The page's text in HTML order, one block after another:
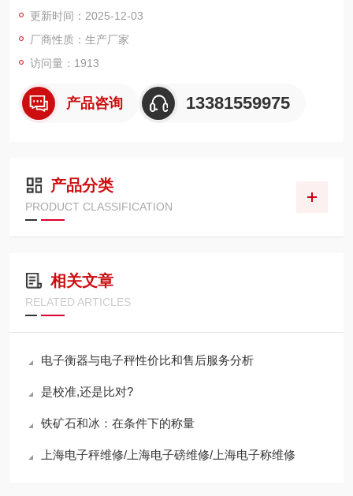
更新时间：2025-12-03
厂商性质：生产厂家
访问量：1913
产品咨询 13381559975
产品分类
PRODUCT CLASSIFICATION
相关文章
RELATED ARTICLES
电子衡器与电子秤性价比和售后服务分析
是校准,还是比对?
铁矿石和冰：在条件下的称量
上海电子秤维修/上海电子磅维修/上海电子称维修